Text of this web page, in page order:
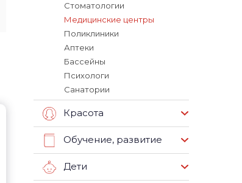
Стоматологии
Медицинские центры
Поликлиники
Аптеки
Бассейны
Психологи
Санатории
Красота
Обучение, развитие
Дети